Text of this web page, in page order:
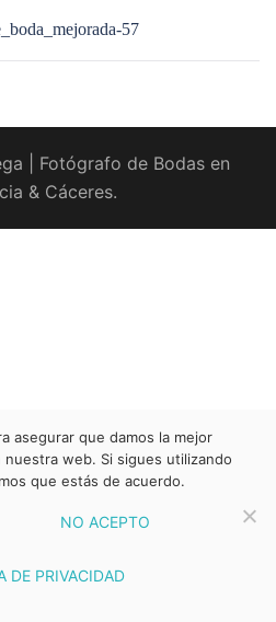
57
| Fotógrafo de Bodas en
& Cáceres.
asegurar que damos la mejor
web. Si sigues utilizando
que estás de acuerdo.
NO ACEPTO
DE PRIVACIDAD